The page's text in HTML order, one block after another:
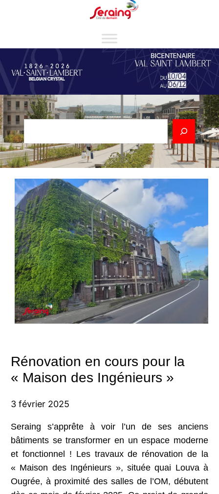
Rechercher
Rénovation en cours pour la
« Maison des Ingénieurs »
3 février 2025
Seraing s’apprête à voir l’un de ses anciens
bâtiments se transformer en un espace moderne
et fonctionnel ! Les travaux de rénovation de la
« Maison des Ingénieurs », située quai Louva à
Ougrée, à proximité des salles de l’OM, débutent
Cookies management panel